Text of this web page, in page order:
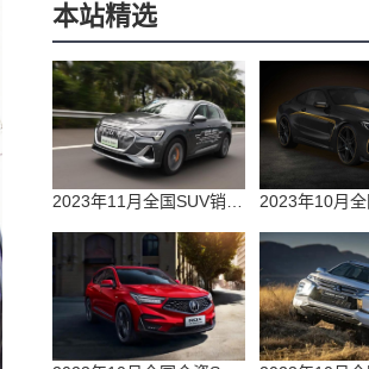
本站精选